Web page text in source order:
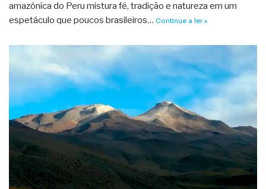
amazônica do Peru mistura fé, tradição e natureza em um
espetáculo que poucos brasileiros… Continue a ler »